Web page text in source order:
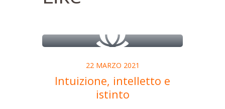
22 MARZO 2021
Intuizione, intelletto e
istinto